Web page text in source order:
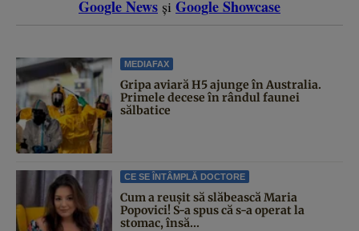
Google News și Google Showcase
MEDIAFAX
Gripa aviară H5 ajunge în Australia.
Primele decese în rândul faunei
sălbatice
CE SE ÎNTÂMPLĂ DOCTORE
Cum a reușit să slăbească Maria
Popovici! S-a spus că s-a operat la
stomac, însă...